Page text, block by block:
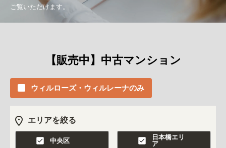
ご覧いただけます。
【販売中】中古マンション
ウィルローズ・ウィルレーナのみ
エリアを絞る
中央区
日本橋エリ
ア